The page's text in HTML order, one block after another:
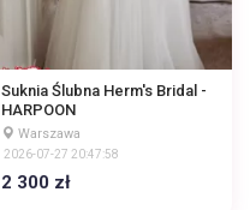
Suknia Ślubna Herm's Bridal -
HARPOON
Warszawa
2026-07-27 20:47:58
2 300 zł